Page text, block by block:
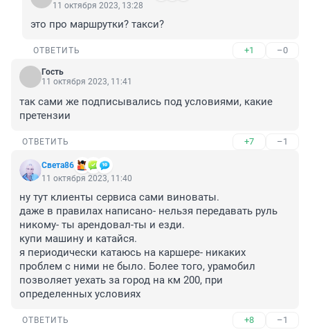
11 октября 2023, 13:28
это про маршрутки? такси?
ОТВЕТИТЬ +1 –0
Гость
11 октября 2023, 11:41
так сами же подписывались под условиями, какие
претензии
ОТВЕТИТЬ +7 –1
Света86
11 октября 2023, 11:40
ну тут клиенты сервиса сами виноваты.
даже в правилах написано- нельзя передавать руль
никому- ты арендовал-ты и езди.
купи машину и катайся.
я периодически катаюсь на каршере- никаких
проблем с ними не было. Более того, урамобил
позволяет уехать за город на км 200, при
определенных условиях
ОТВЕТИТЬ +8 –1